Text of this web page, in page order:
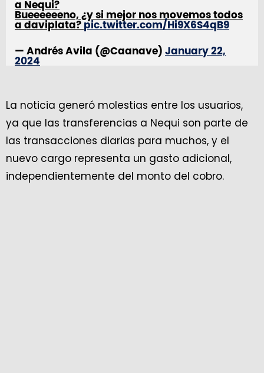
a Nequi?
Bueeeeeeno, ¿y si mejor nos movemos todos
a daviplata? pic.twitter.com/Hi9X6S4qB9
— Andrés Avila (@Caanave) January 22,
2024
La noticia generó molestias entre los usuarios,
ya que las transferencias a Nequi son parte de
las transacciones diarias para muchos, y el
nuevo cargo representa un gasto adicional,
independientemente del monto del cobro.